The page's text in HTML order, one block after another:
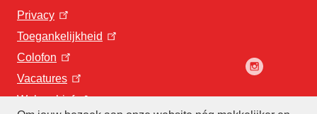
Privacy
Toegankelijkheid
Colofon
Vacatures
Webarchief